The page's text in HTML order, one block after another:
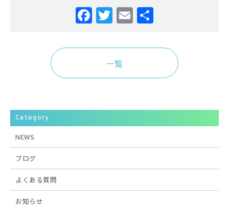
Facebook
Twitter
Email
一覧
Category
NEWS
ブログ
よくある質問
お知らせ